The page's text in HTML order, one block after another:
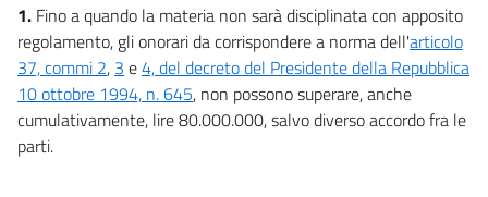
1. Fino a quando la materia non sarà disciplinata con apposito
regolamento, gli onorari da corrispondere a norma dell'articolo
37, commi 2, 3 e4, del decreto del Presidente della Repubblica
10 ottobre 1994, n. 645, non possono superare, anche
cumulativamente, lire 80.000.000, salvo diverso accordo fra le
parti.